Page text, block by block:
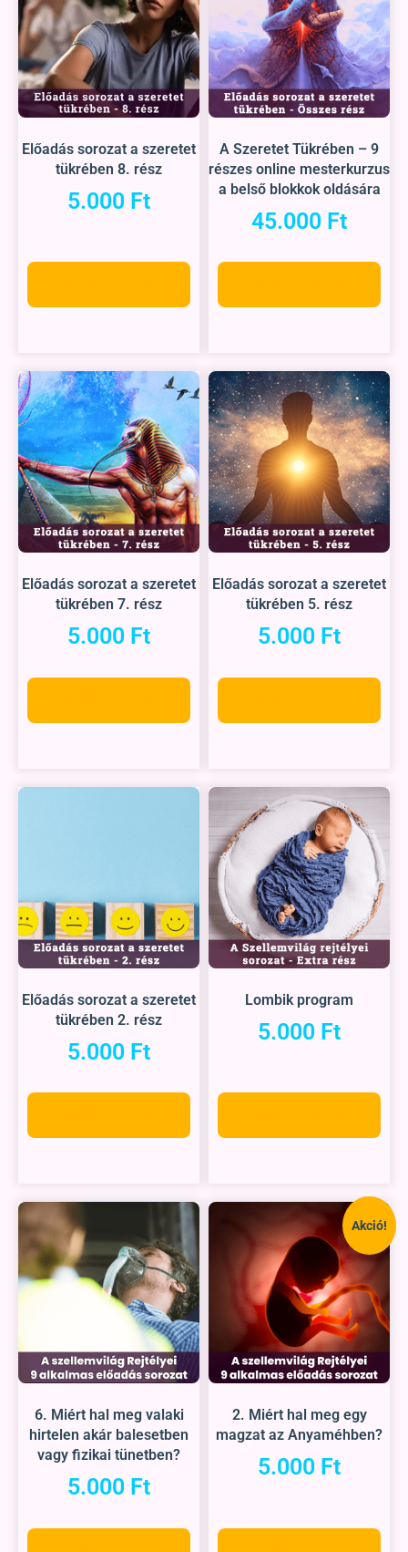
Előadás sorozat a szeretet
tükrében 8. rész
5.000 Ft
A Szeretet Tükrében – 9
részes online mesterkurzus
a belső blokkok oldására
45.000 Ft
Előadás sorozat a szeretet
tükrében 7. rész
5.000 Ft
Előadás sorozat a szeretet
tükrében 5. rész
5.000 Ft
Előadás sorozat a szeretet
tükrében 2. rész
5.000 Ft
Lombik program
5.000 Ft
6. Miért hal meg valaki
hirtelen akár balesetben
vagy fizikai tünetben?
5.000 Ft
Akció!
2. Miért hal meg egy
magzat az Anyaméhben?
5.000 Ft